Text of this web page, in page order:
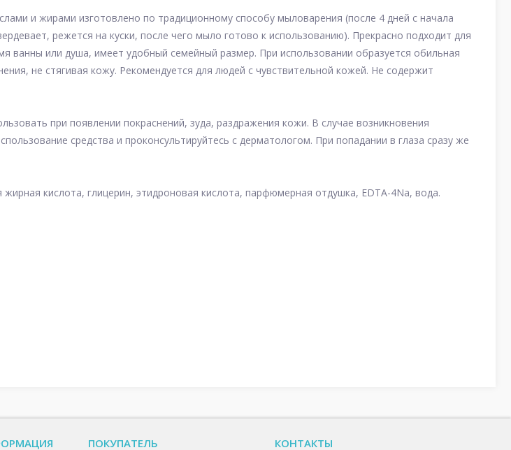
и жирами изготовлено по традиционному способу мыловарения (после 4 дней с начала
режется на куски, после чего мыло готово к использованию). Прекрасно подходит для
ванны или душа, имеет удобный семейный размер. При использовании образуется обильная
не стягивая кожу. Рекомендуется для людей с чувствительной кожей. Не содержит
при появлении покраснений, зуда, раздражения кожи. В случае возникновения
средства и проконсультируйтесь с дерматологом. При попадании в глаза сразу же
кислота, глицерин, этидроновая кислота, парфюмерная отдушка, EDTA-4Na, вода.
ПОКУПАТЕЛЬ КОНТАКТЫ